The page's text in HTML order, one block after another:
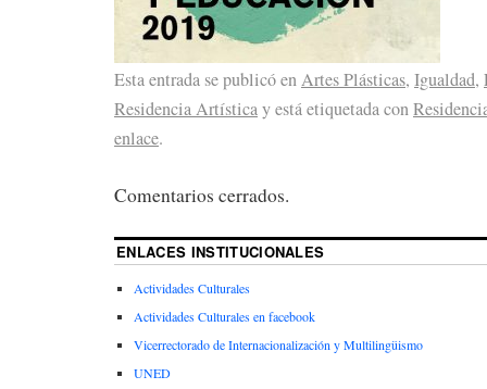
Esta entrada se publicó enArtes Plásticas, Igualdad,
Residencia Artísticay está etiquetada con
enlace.
Comentarios cerrados.
ENLACES INSTITUCIONALES
Actividades Culturales
Actividades Culturales en facebook
Vicerrectorado de Internacionalización y Multilingüismo
UNED